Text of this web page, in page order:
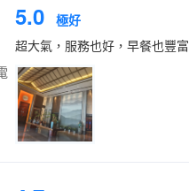
5.0 極好
超大氣，服務也好，早餐也豐富